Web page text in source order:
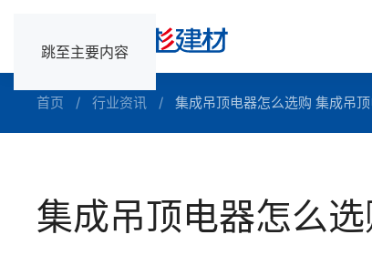
跳至主要内容
首页 行业资讯 集成吊顶电器怎么选购 集成吊
集成吊顶电器怎么